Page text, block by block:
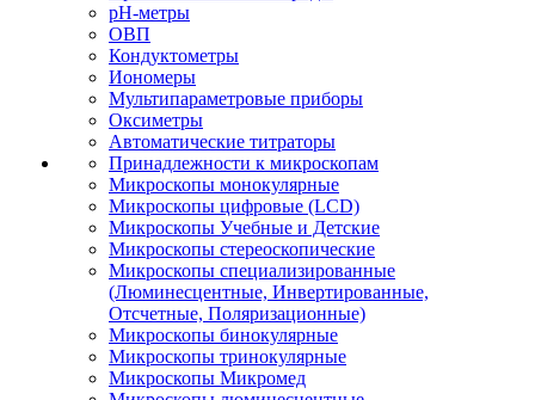
pH-метры
ОВП
Кондуктометры
Иономеры
Мультипараметровые приборы
Оксиметры
Автоматические титраторы
Принадлежности к микроскопам
Микроскопы монокулярные
Микроскопы цифровые (LCD)
Микроскопы Учебные и Детские
Микроскопы стереоскопические
Микроскопы специализированные
(Люминесцентные, Инвертированные,
Отсчетные, Поляризационные)
Микроскопы бинокулярные
Микроскопы тринокулярные
Микроскопы Микромед